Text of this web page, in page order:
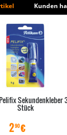
Kunden
Sekundenkleber
Stück
290€